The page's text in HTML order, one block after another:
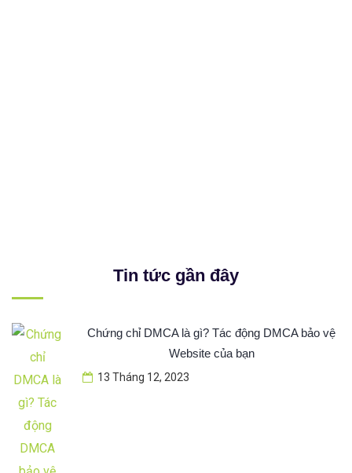
Tin tức gần đây
Chứng chỉ DMCA là gì? Tác động DMCA bảo vệ
Website của bạn
13 Tháng 12, 2023